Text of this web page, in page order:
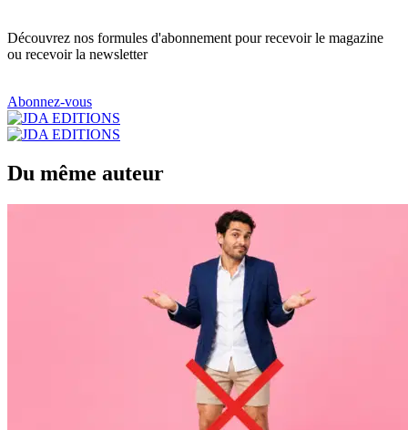
Découvrez nos formules d'abonnement pour recevoir le magazine
ou recevoir la newsletter
Abonnez-vous
Du même auteur